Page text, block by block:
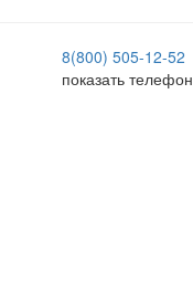
8(800) 505-12-52
показать телефон